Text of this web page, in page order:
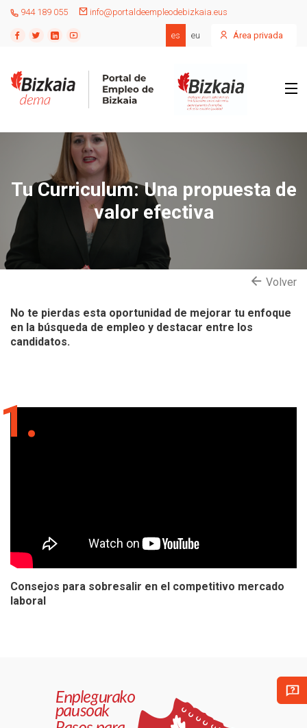
944 189 055 info@portaldeempleodebizkaia.eus
es eu Área privada
Tu Curriculum: Una propuesta de
valor efectiva
Volver
No te pierdas esta oportunidad de mejorar tu enfoque
en la búsqueda de empleo y destacar entre los
candidatos.
Consejos para sobresalir en el competitivo mercado
laboral
1.